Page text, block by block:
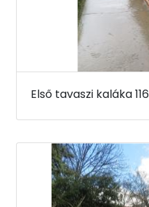
Első tavaszi kaláka 116